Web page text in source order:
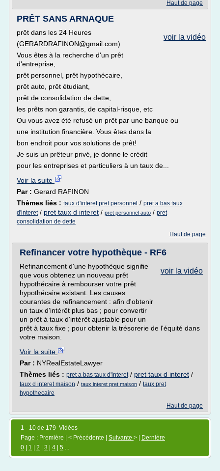
Haut de page
PRÊT SANS ARNAQUE
voir la vidéo
prêt dans les 24 Heures
(GERARDRAFINON@gmail.com)
Vous êtes à la recherche d'un prêt
d'entreprise,
prêt personnel, prêt hypothécaire,
prêt auto, prêt étudiant,
prêt de consolidation de dette,
les prêts non garantis, de capital-risque, etc
Ou vous avez été refusé un prêt par une banque ou
une institution financière. Vous êtes dans la
bon endroit pour vos solutions de prêt!
Je suis un prêteur privé, je donne le crédit
pour les entreprises et particuliers à un taux de...
Voir la suite
Par : Gerard RAFINON
Thèmes liés : taux d'interet pret personnel / pret a bas taux
d'interet/ pret taux d interet / pret personnel auto / pret
consolidation de dette
Haut de page
Refinancer votre hypothèque - RF6
voir la vidéo
Refinancement d'une hypothèque signifie
que vous obtenez un nouveau prêt
hypothécaire à rembourser votre prêt
hypothécaire existant. Les causes
courantes de refinancement : afin d'obtenir
un taux d'intérêt plus bas ; pour convertir
un prêt à taux d'intérêt ajustable pour un
prêt à taux fixe ; pour obtenir la trésorerie de l'équité dans
votre maison.
Voir la suite
Par : NYRealEstateLawyer
Thèmes liés : pret a bas taux d'interet/ pret taux d interet /
taux d interet maison / taux interet pret maison / taux pret
hypothecaire
Haut de page
1 - 10 de 179 Vidéos
Page : Première | < Précédente | Suivante > |
Dernière
0
1 2 3 4 5 ...